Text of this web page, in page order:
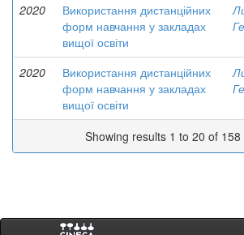
2020
Використання дистанційних
форм навчання у закладах
вищої освіти
2020
Використання дистанційних
форм навчання у закладах
вищої освіти
Showing results 1 to 20 of 158